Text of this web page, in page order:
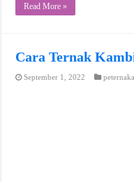
Read More »
Cara Ternak
September 1, 2022